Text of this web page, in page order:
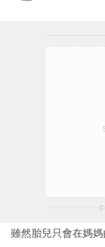
雖然胎兒只會在媽